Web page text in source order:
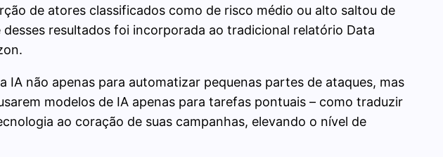
de atores classificados como de risco médio ou alto saltou de
resultados foi incorporada ao tradicional relatório Data
não apenas para automatizar pequenas partes de ataques, mas
modelos de IA apenas para tarefas pontuais – como traduzir
ao coração de suas campanhas, elevando o nível de